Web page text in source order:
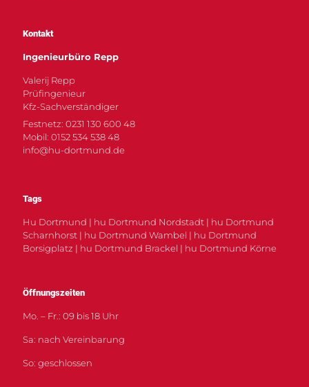
Kontakt
Ingenieurbüro Repp
Valerij Repp
Prüfingenieur
Kfz-Sachverständiger
Festnetz: 0231 130 600 48
Mobil: 0152 534 538 48
info@hu-dortmund.de
Tags
Hu Dortmund | hu Dortmund Nordstadt | hu Dortmund
Scharnhorst | hu Dortmund Wambel | hu Dortmund
Borsigplatz | hu Dortmund Brackel | hu Dortmund Körne
Öffnungszeiten
Mo. – Fr.: 09 bis 18 Uhr
Sa: nach Vereinbarung
So: geschlossen